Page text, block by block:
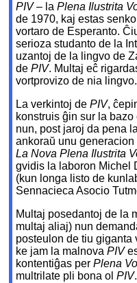
PIV– laPlena Ilustrita
de 1970, kaj estas
vortaro de Esperanto.
serioza studanto de la
uzantoj de la lingvo de
dePIV. Multaj eĉ
vortprovizo de nia lingvo.
La verkintoj dePIV,
konstruis ĝin sur la
nun, post jaroj da pena
ankoraŭ unu
La Nova Plena Ilustrita
gvidis la laboron Michel
(kun longa listo de
Sennacieca Asocio
Multaj posedantoj de la
multaj aliaj) nun
posteulon de tiu giganta
ke jam la malnovaPIV
kontentiĝas perPlena
multrilate pli bona olPIV.